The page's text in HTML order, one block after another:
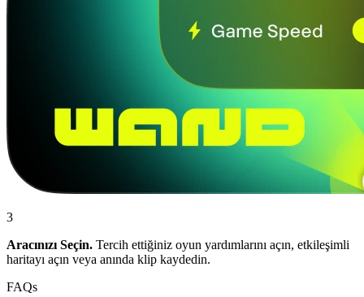
3
Aracınızı Seçin. Tercih ettiğiniz oyun yardımlarını açın, etkileşimli
haritayı açın veya anında klip kaydedin.
FAQs